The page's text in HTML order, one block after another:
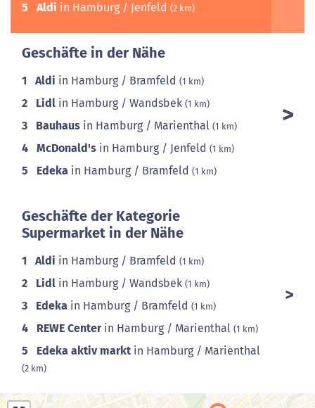
5 Aldi in Hamburg / Jenfeld (2 km)
Geschäfte in der Nähe
1 Aldi in Hamburg / Bramfeld (1 km)
2 Lidl in Hamburg / Wandsbek (1 km)
3 Bauhaus in Hamburg / Marienthal (1 km)
4 McDonald's in Hamburg / Jenfeld (1 km)
5 Edeka in Hamburg / Bramfeld (1 km)
Geschäfte der Kategorie
Supermarket in der Nähe
1 Aldi in Hamburg / Bramfeld (1 km)
2 Lidl in Hamburg / Wandsbek (1 km)
3 Edeka in Hamburg / Bramfeld (1 km)
4 REWE Centerin Hamburg / Marienthal (1 km)
5 Edeka aktiv markt in Hamburg / Marienthal
(2 km)